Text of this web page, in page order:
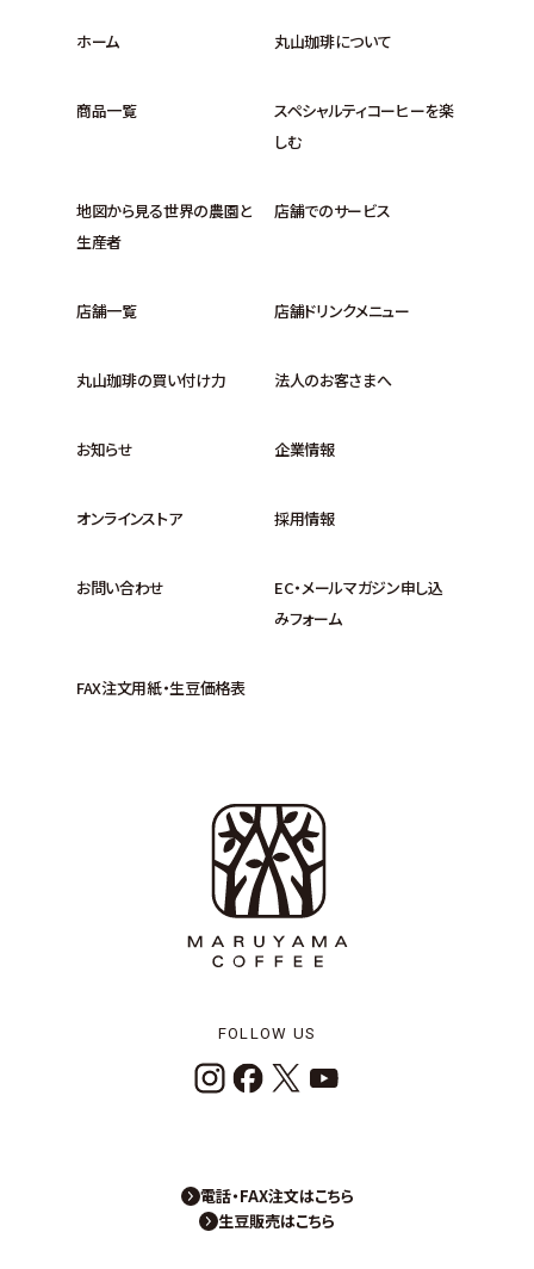
ホーム 丸山珈琲について
商品一覧
スペシャルティコーヒーを楽
しむ
地図から見る世界の農園と
生産者
店舗でのサービス
店舗一覧 店舗ドリンクメニュー
丸山珈琲の買い付け力 法人のお客さまへ
お知らせ 企業情報
オンラインストア 採用情報
お問い合わせ
EC・メールマガジン申し込
みフォーム
FAX注文用紙・生豆価格表
FOLLOW US
電話・FAX注文はこちら
生豆販売はこちら